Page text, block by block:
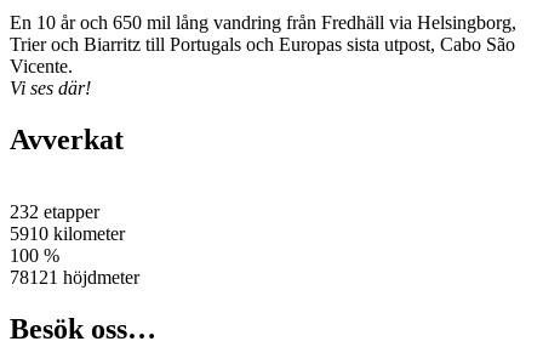
En 10 år och 650 mil lång vandring från Fredhäll via Helsingborg,
Trier och Biarritz till Portugals och Europas sista utpost, Cabo São
Vicente.
Vi ses där!
Avverkat
232 etapper
5910 kilometer
100 %
78121 höjdmeter
Besök oss…